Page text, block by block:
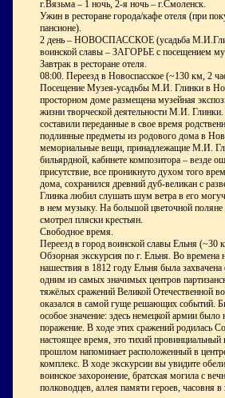
г.Вязьма – 1 ночь, 2-я ночь – г.Смоленск.
Ужин в ресторане города/кафе отеля (при
пансионе).
2 день – НОВОСПАССКОЕ (усадьба
воинской славы – ЗАГОРЬЕ с посещением
Завтрак в ресторане отеля.
08:00. Переезд в Новоспасское (~130 км, 2
Посещение Музея-усадьбы М.И. Глинки в
просторном доме размещена музейная
жизни творческой деятельности М.И.
составили переданные в свое время
подлинные предметы из родового дома в
мемориальные вещи, принадлежащие М.И.
бильярдной, кабинете композитора – везде
присутствие, все проникнуто духом того
дома, сохранился древний дуб-великан с
Глинка любил слушать шум ветра в его
в нем музыку. На большой цветочной поляне
смотрел пляски крестьян.
Свободное время.
Переезд в город воинской славы Ельня (~30
Обзорная экскурсия по г. Ельня. Во времена
нашествия в 1812 году Ельня была
одним из самых значимых центров
тяжёлых сражений Великой Отечественной
оказался в самой гуще решающих событий.
особое значение: здесь немецкой армии было
поражение. В ходе этих сражений родилась
настоящее время, это тихий
прошлом напоминает расположенный в
комплекс. В ходе экскурсии вы увидите
воинское захоронение, братская могила с
полководцев, аллея памяти героев, часовня